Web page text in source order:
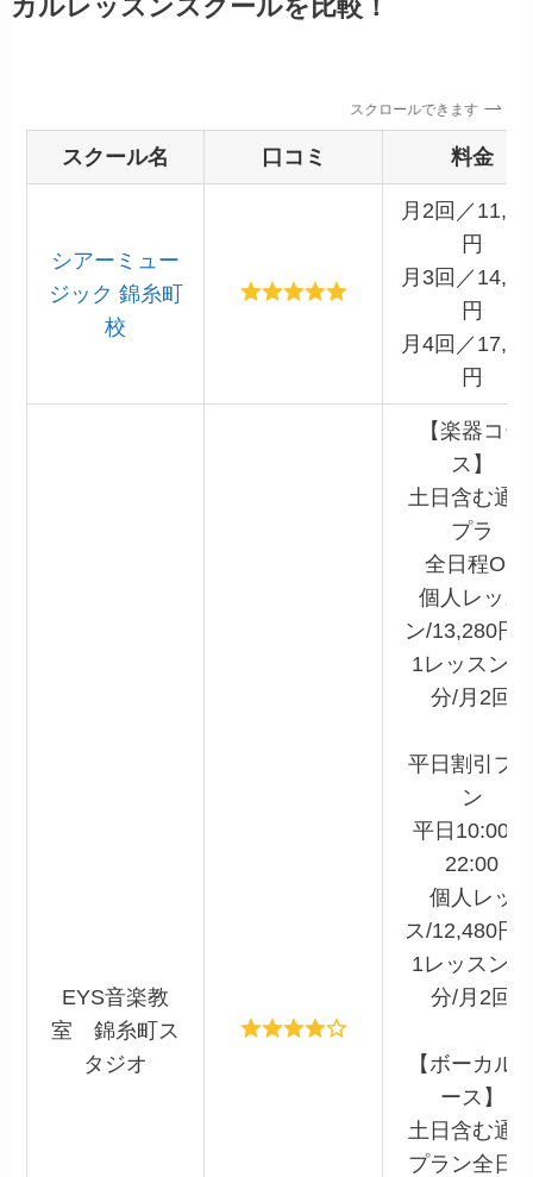
カルレッスンスクールを比較！
スクロールできます
スクール名 口コミ 料金
シアーミュー
ジック 錦糸町
校
月2回／
円
月3回／
円
月4回／
円
EYS音楽教
室 錦糸町ス
タジオ
【楽器コー
ス】
土日含む通
プラ
全日程OK
個人レッス
ン/13,280円
1レッスン55
分/月2回
平日割引プ
ン
平日10:00～
22:00
個人レッ
ス/12,480円
1レッスン55
分/月2回
【ボーカル
ース】
土日含む通
プラン全日